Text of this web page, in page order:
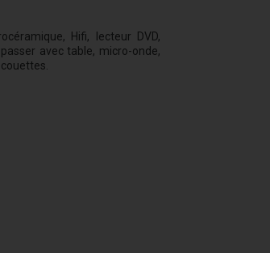
Hifi, lecteur DVD,
avec table, micro-onde,